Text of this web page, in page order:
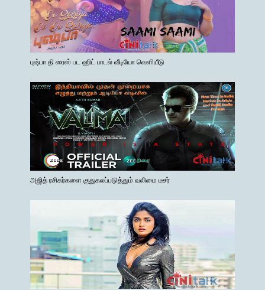
புஷ்பா தி ரைஸ் பட ஹிட் பாடல் வீடியோ வெளியீடு
அஜித் ரசிகர்களை குதுகலப்படுத்தும் வலிமை டீசர்